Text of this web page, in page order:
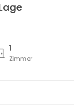
1
Zimmer